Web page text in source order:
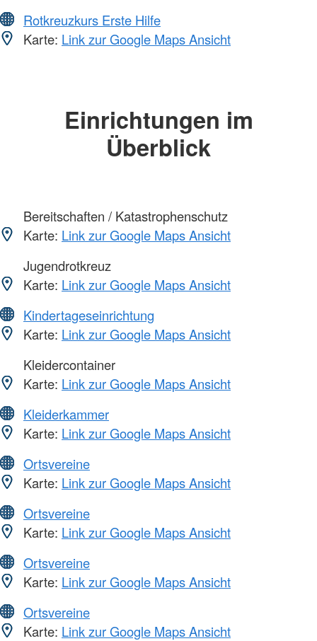
Rotkreuzkurs Erste Hilfe
Karte: Link zur Google Maps Ansicht
Einrichtungen im
Überblick
Bereitschaften / Katastrophenschutz
Karte: Link zur Google Maps Ansicht
Jugendrotkreuz
Karte: Link zur Google Maps Ansicht
Kindertageseinrichtung
Karte: Link zur Google Maps Ansicht
Kleidercontainer
Karte: Link zur Google Maps Ansicht
Kleiderkammer
Karte: Link zur Google Maps Ansicht
Ortsvereine
Karte: Link zur Google Maps Ansicht
Ortsvereine
Karte: Link zur Google Maps Ansicht
Ortsvereine
Karte: Link zur Google Maps Ansicht
Ortsvereine
Karte: Link zur Google Maps Ansicht